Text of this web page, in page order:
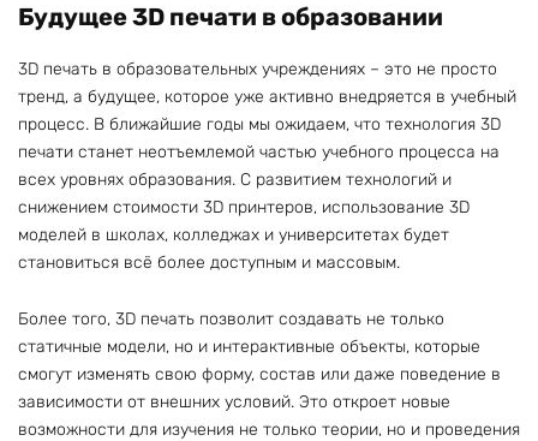
Будущее 3D печати в образовании
3D печать в образовательных учреждениях – это не просто
тренд, а будущее, которое уже активно внедряется в учебный
процесс. В ближайшие годы мы ожидаем, что технология 3D
печати станет неотъемлемой частью учебного процесса на
всех уровнях образования. С развитием технологий и
снижением стоимости 3D принтеров, использование 3D
моделей в школах, колледжах и университетах будет
становиться всё более доступным и массовым.
Более того, 3D печать позволит создавать не только
статичные модели, но и интерактивные объекты, которые
смогут изменять свою форму, состав или даже поведение в
зависимости от внешних условий. Это откроет новые
возможности для изучения не только теории, но и проведения